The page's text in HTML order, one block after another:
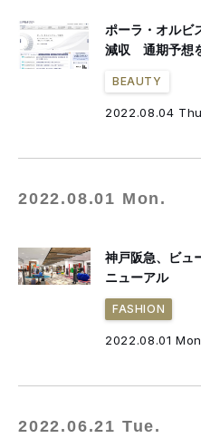
ポーラ・オルビ
減収 通期予想
BEAUTY
2022.08.04
2022.08.01 Mon.
神戸阪急、ビュ
ニューアル
FASHION
2022.08.01
2022.06.21 Tue.